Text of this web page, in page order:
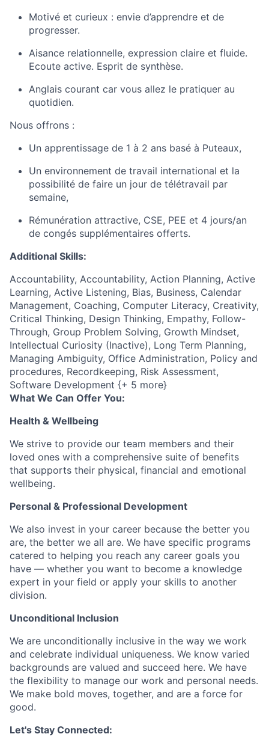
Motivé et curieux : envie d’apprendre et de
progresser.
Aisance relationnelle, expression claire et fluide.
Ecoute active. Esprit de synthèse.
Anglais courant car vous allez le pratiquer au
quotidien.
Nous offrons :
Un apprentissage de 1 à 2 ans basé à Puteaux,
Un environnement de travail international et la
possibilité de faire un jour de télétravail par
semaine,
Rémunération attractive, CSE, PEE et 4 jours/an
de congés supplémentaires offerts.
Additional Skills:
Accountability, Accountability, Action Planning, Active
Learning, Active Listening, Bias, Business, Calendar
Management, Coaching, Computer Literacy, Creativity,
Critical Thinking, Design Thinking, Empathy, Follow-
Through, Group Problem Solving, Growth Mindset,
Intellectual Curiosity (Inactive), Long Term Planning,
Managing Ambiguity, Office Administration, Policy and
procedures, Recordkeeping, Risk Assessment,
Software Development {+ 5 more}
What We Can Offer You:
Health & Wellbeing
We strive to provide our team members and their
loved ones with a comprehensive suite of benefits
that supports their physical, financial and emotional
wellbeing.
Personal & Professional Development
We also invest in your career because the better you
are, the better we all are. We have specific programs
catered to helping you reach any career goals you
have — whether you want to become a knowledge
expert in your field or apply your skills to another
division.
Unconditional Inclusion
We are unconditionally inclusive in the way we work
and celebrate individual uniqueness. We know varied
backgrounds are valued and succeed here. We have
the flexibility to manage our work and personal needs.
We make bold moves, together, and are a force for
good.
Let's Stay Connected: